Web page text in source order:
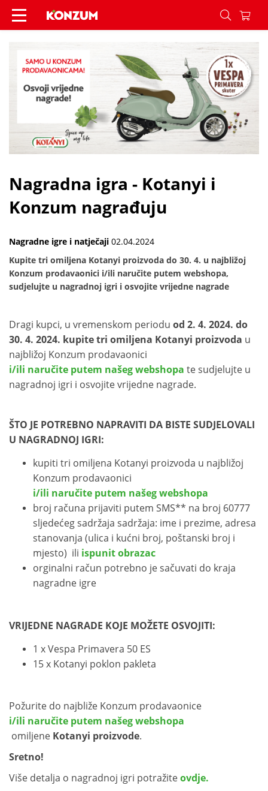
Nagradna igra - Kotanyi i Konzum nagrađuju -
Nagradna igra - Kotanyi i
Konzum nagrađuju
Nagradne igre i natječaji 02.04.2024
Kupite tri omiljena Kotanyi proizvoda do 30. 4. u najbližoj
Konzum prodavaonici i/ili naručite putem webshopa,
sudjelujte u nagradnoj igri i osvojite vrijedne nagrade
Dragi kupci, u vremenskom periodu od 2. 4. 2024. do
30. 4. 2024. kupite tri omiljena Kotanyi proizvoda u
najbližoj Konzum prodavaonici
i/ili naručite putem našeg webshopa te sudjelujte u
nagradnoj igri i osvojite vrijedne nagrade.
ŠTO JE POTREBNO NAPRAVITI DA BISTE SUDJELOVALI
U NAGRADNOJ IGRI:
kupiti tri omiljena Kotanyi proizvoda u najbližoj
Konzum prodavaonici
i/ili naručite putem našeg webshopa
broj računa prijaviti putem SMS** na broj 60777
sljedećeg sadržaja sadržaja: ime i prezime, adresa
stanovanja (ulica i kućni broj, poštanski broj i
mjesto) ili ispunit obrazac
orginalni račun potrebno je sačuvati do kraja
nagradne igre
VRIJEDNE NAGRADE KOJE MOŽETE OSVOJITI:
1 x Vespa Primavera 50 ES
15 x Kotanyi poklon pakleta
Požurite do najbliže Konzum prodavaonice
i/ili naručite putem našeg webshopa
omiljene Kotanyi proizvode.
Sretno!
Više detalja o nagradnoj igri potražiteovdje.